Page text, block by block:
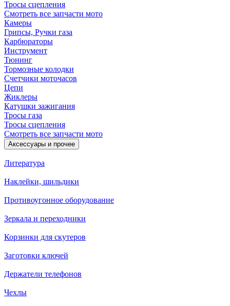
Тросы сцепления
Смотреть все запчасти мото
Камеры
Грипсы, Ручки газа
Карбюраторы
Инструмент
Тюнинг
Тормозные колодки
Счетчики моточасов
Цепи
Жиклеры
Катушки зажигания
Тросы газа
Тросы сцепления
Смотреть все запчасти мото
Аксессуары и прочее
Литература
Наклейки, шильдики
Противоугонное оборудование
Зеркала и переходники
Корзинки для скутеров
Заготовки ключей
Держатели телефонов
Чехлы